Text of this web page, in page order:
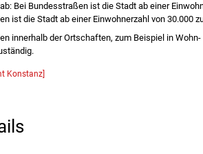
Bei Bundesstraßen ist die Stadt ab einer
ist die Stadt ab einer Einwohnerzahl von 30.000
innerhalb der Ortschaften, zum Beispiel in
Konstanz]